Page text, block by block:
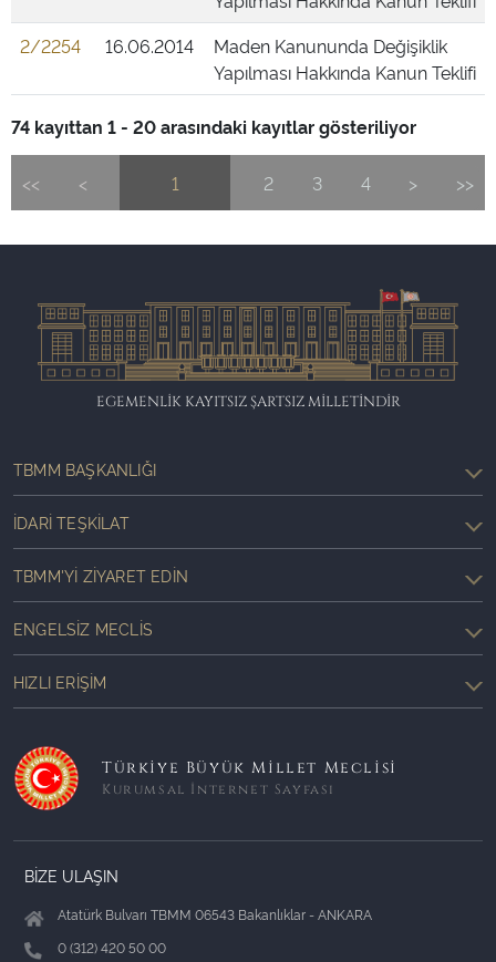
2/2254
16.06.2014
Maden Kanununda Değişiklik
Yapılması Hakkında Kanun Teklifi
74 kayıttan 1 - 20 arasındaki kayıtlar gösteriliyor
<< < 1 2 3 4 > >>
EGEMENLİK KAYITSIZ ŞARTSIZ MİLLETİNDİR
TBMM BAŞKANLIĞI
İDARI TEŞKILAT
TBMM'YI ZIYARET EDIN
ENGELSIZ MECLIS
HIZLI ERIŞIM
Türkiye Büyük Millet Meclisi
Kurumsal İnternet Sayfası
BİZE ULAŞIN
Atatürk Bulvarı TBMM 06543 Bakanlıklar - ANKARA
0 (312) 420 50 00